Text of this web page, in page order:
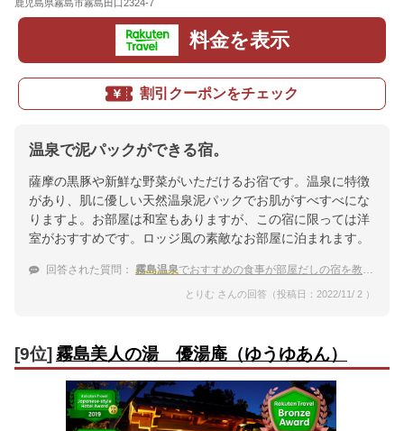
鹿児島県霧島市霧島田口2324-7
料金を表示
割引クーポンをチェック
温泉で泥パックができる宿。
薩摩の黒豚や新鮮な野菜がいただけるお宿です。温泉に特徴
があり、肌に優しい天然温泉泥パックでお肌がすべすべにな
りますよ。お部屋は和室もありますが、この宿に限っては洋
室がおすすめです。ロッジ風の素敵なお部屋に泊まれます。
回答された質問： 霧島温泉でおすすめの食事が部屋だしの宿を教えてください。
とりむ さんの回答（投稿日：2022/11/ 2 ）
[9位] 霧島美人の湯 優湯庵（ゆうゆあん）